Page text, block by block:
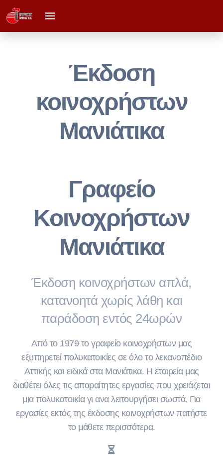
Έκδοση
κοινοχρήστων
Μανιάτικα
Γραφείο
Κοινοχρήστων
Μανιάτικα
Έκδοση κοινοχρήστων απλά,
κατανοητά χωρίς λάθη και
παράδοση εντός 24ωρών
Από το 1979 το γραφείο κοινοχρήστων μας
εξυπηρετεί πολυκατοικίες σε όλο το λεκανοπέδιο
Αττικής και ειδικά στα Μανιάτικα. Η εταιρεία μας
διαθέτει όλες τις απαραίτητες εργασίες που χρειάζεται
μια πολυκατοικία γι ανα λειτουργήσει σωστά. Για
εργασίες εκτός της έκδοσης κοινοχρήστων πατήστε
το μάθετε περισσότερα.